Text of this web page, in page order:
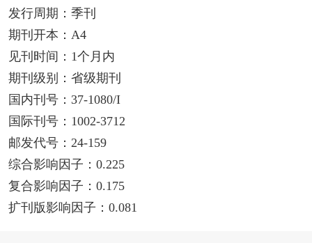
发行周期：季刊
期刊开本：A4
见刊时间：1个月内
期刊级别：省级期刊
国内刊号：37-1080/I
国际刊号：1002-3712
邮发代号：24-159
综合影响因子：0.225
复合影响因子：0.175
扩刊版影响因子：0.081